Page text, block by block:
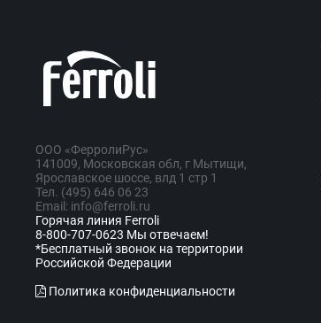
ООО «ФерролиРус»
141009, Московская обл, г Мытищи,
Ярославское шоссе, влд 1 стр 1
Тел. (495) 646 06 23
Email: info@ferroli.ru
Горячая линия Ferroli
8-800-707-0623 Мы отвечаем!
*Бесплатный звонок на территории
Российской Федерации
Политика конфиденциальности